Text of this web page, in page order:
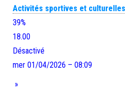
Activités sportives et culturelles
39%
18.00
Désactivé
mer 01/04/2026 – 08:09
»